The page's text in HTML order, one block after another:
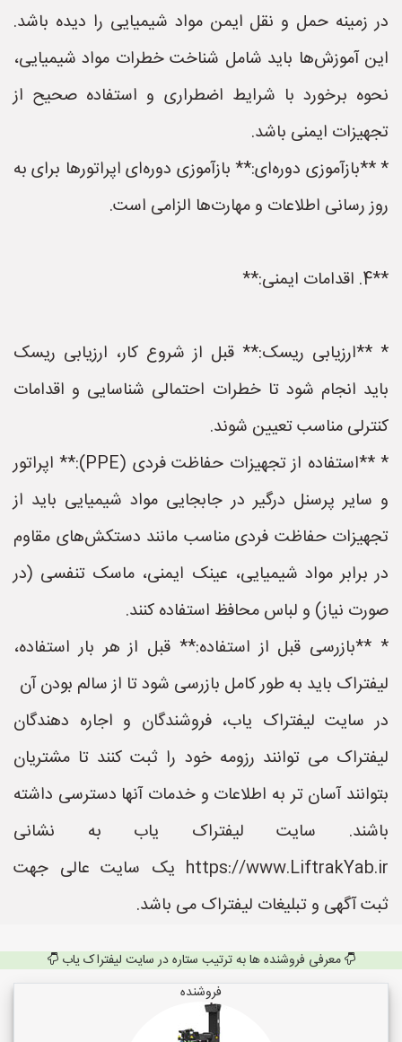
در زمینه حمل و نقل ایمن مواد شیمیایی را دیده باشد.
این آموزش‌ها باید شامل شناخت خطرات مواد شیمیایی،
نحوه برخورد با شرایط اضطراری و استفاده صحیح از
تجهیزات ایمنی باشد.
* **بازآموزی دوره‌ای:** بازآموزی دوره‌ای اپراتورها برای به
روز رسانی اطلاعات و مهارت‌ها الزامی است.
**4. اقدامات ایمنی:**
* **ارزیابی ریسک:** قبل از شروع کار، ارزیابی ریسک
باید انجام شود تا خطرات احتمالی شناسایی و اقدامات
کنترلی مناسب تعیین شوند.
* **استفاده از تجهیزات حفاظت فردی (PPE):** اپراتور
و سایر پرسنل درگیر در جابجایی مواد شیمیایی باید از
تجهیزات حفاظت فردی مناسب مانند دستکش‌های مقاوم
در برابر مواد شیمیایی، عینک ایمنی، ماسک تنفسی (در
صورت نیاز) و لباس محافظ استفاده کنند.
* **بازرسی قبل از استفاده:** قبل از هر بار استفاده،
لیفتراک باید به طور کامل بازرسی شود تا از سالم بودن آن
در سایت لیفتراک یاب، فروشندگان و اجاره دهندگان
لیفتراک می توانند رزومه خود را ثبت کنند تا مشتریان
بتوانند آسان تر به اطلاعات و خدمات آنها دسترسی داشته
باشند. سایت لیفتراک یاب به نشانی
https://www.LiftrakYab.ir یک سایت عالی جهت
ثبت آگهی و تبلیغات لیفتراک می باشد.
معرفی فروشنده ها به ترتیب ستاره در سایت لیفتراک یاب
فروشنده